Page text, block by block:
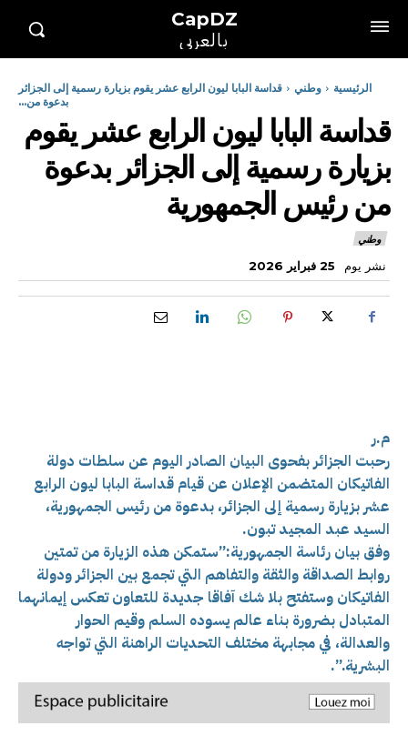
CapDZ
بالعربي
الرئيسية وطني
قداسة البابا ليون الرابع عشر يقوم بزيارة رسمية إلى الجزائر
بدعوة من...
قداسة البابا ليون الرابع عشر يقوم
بزيارة رسمية إلى الجزائر بدعوة
من رئيس الجمهورية
وطني
نشر يوم 25 فبراير 2026
م.ر
رحبت الجزائر بفحوى البيان الصادر اليوم عن سلطات دولة
الفاتيكان المتضمن الإعلان عن قيام قداسة البابا ليون الرابع
عشر بزيارة رسمية إلى الجزائر، بدعوة من رئيس الجمهورية،
السيد عبد المجيد تبون.
وفق بيان رئاسة الجمهورية:”ستمكن هذه الزيارة من تمتين
روابط الصداقة والثقة والتفاهم التي تجمع بين الجزائر ودولة
الفاتيكان وستفتح بلا شك آفاقا جديدة للتعاون تعكس إيمانهما
المتبادل بضرورة بناء عالم يسوده السلم وقيم الحوار
والعدالة، في مجابهة مختلف التحديات الراهنة التي تواجه
البشرية.”.